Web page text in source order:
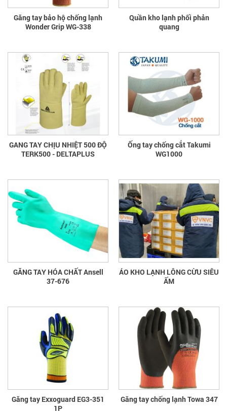
Găng tay bảo hộ chống lạnh
Wonder Grip WG-338
Quần kho lạnh phối phản
quang
GANG TAY CHỊU NHIỆT 500 ĐỘ
TERK500 - DELTAPLUS
Ống tay chống cắt Takumi
WG1000
GĂNG TAY HÓA CHẤT Ansell
37-676
ÁO KHO LẠNH LÔNG CỪU SIÊU
ẤM
Găng tay Exxoguard EG3-351
1P
Găng tay chống lạnh Towa 347